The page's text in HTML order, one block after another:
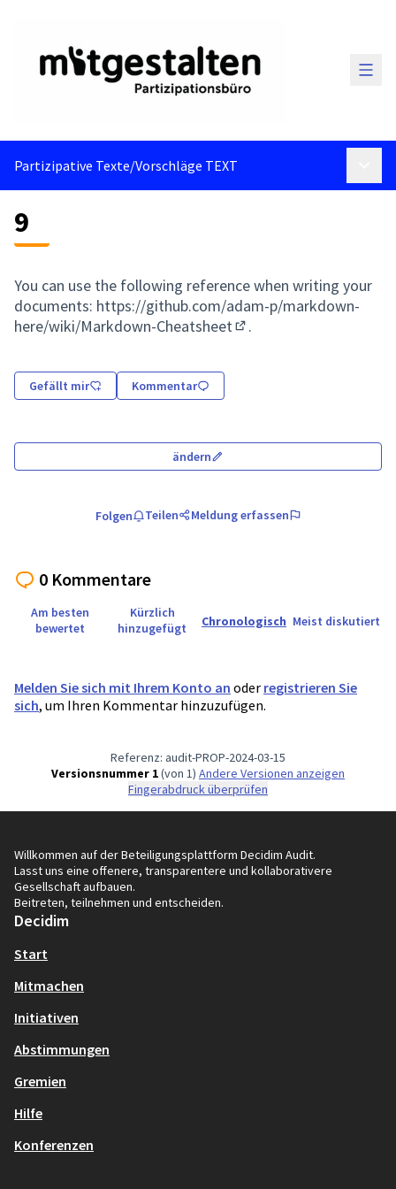
Partizipative Texte/Vorschläge TEXT
9
You can use the following reference when writing your
documents: https://github.com/adam-p/markdown-
here/wiki/Markdown-Cheatsheet
.
Gefällt mir Kommentar
ändern
Folgen Teilen Meldung erfassen
0 Kommentare
Am besten
bewertet
Kürzlich
hinzugefügt
Chronologisch Meist diskutiert
Melden Sie sich mit Ihrem Konto an oder registrieren Sie
sich, um Ihren Kommentar hinzuzufügen.
Referenz: audit-PROP-2024-03-15
Versionsnummer 1(von 1)
Andere Versionen anzeigen
Fingerabdruck überprüfen
Willkommen auf der Beteiligungsplattform Decidim Audit.
Lasst uns eine offenere, transparentere und kollaborativere
Gesellschaft aufbauen.
Beitreten, teilnehmen und entscheiden.
Decidim
Start
Mitmachen
Initiativen
Abstimmungen
Gremien
Hilfe
Konferenzen